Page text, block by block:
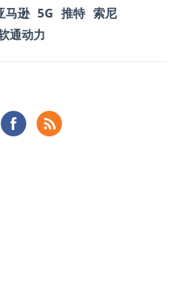
马逊 5G 推特 索尼
通动力